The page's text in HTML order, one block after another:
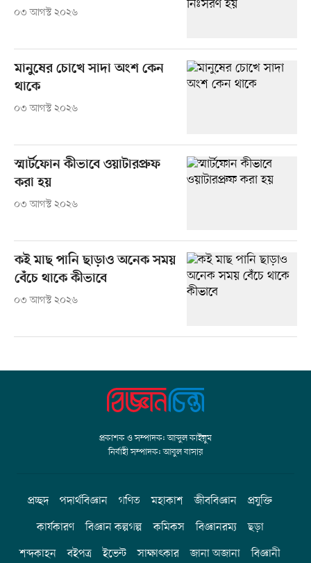
০৩ আগস্ট ২০২৬
মানুষের চোখে সাদা অংশ কেন
থাকে
০৩ আগস্ট ২০২৬
স্মার্টফোন কীভাবে ওয়াটারপ্রুফ
করা হয়
০৩ আগস্ট ২০২৬
কই মাছ পানি ছাড়াও অনেক সময়
বেঁচে থাকে কীভাবে
০৩ আগস্ট ২০২৬
প্রকাশক ও সম্পাদক: আব্দুল কাইয়ুম
নির্বাহী সম্পাদক: আবুল বাসার
প্রচ্ছদ পদার্থবিজ্ঞান গণিত মহাকাশ জীববিজ্ঞান
প্রযুক্তি
কার্যকারণ
বিজ্ঞান কল্পগল্প কমিকস বিজ্ঞানরম্য
ছড়া
শব্দকাহন
বইপত্র ইভেন্ট সাক্ষাৎকার জানা অজানা বিজ্ঞানী